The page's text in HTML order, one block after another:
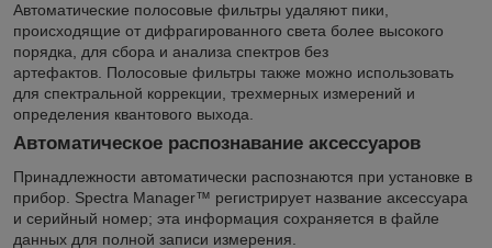
Автоматические полосовые фильтры удаляют пики,
происходящие от дифрагированного света более высокого
порядка, для сбора и анализа спектров без
артефактов. Полосовые фильтры также можно использовать
для спектральной коррекции, трехмерных измерений и
определения квантового выхода.
Автоматическое распознавание аксессуаров
Принадлежности автоматически распознаются при установке в
прибор. Spectra Manager™ регистрирует название аксессуара
и серийный номер; эта информация сохраняется в файле
данных для полной записи измерения.